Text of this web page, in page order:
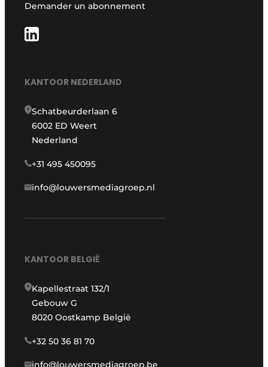
Demander un abonnement
KANTOOR NEDERLAND
Schatbeurderlaan 6
6002 ED Weert
Nederland
+31 495 450095
info@louwersmediagroep.nl
KANTOOR BELGIË
Kapellestraat 132/1
Gebouw G
8020 Oostkamp België
+32 50 36 81 70
info@louwersmediagroep.be